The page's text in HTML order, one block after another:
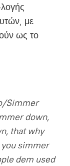
με
ως το
Simmer
down,
that why
simmer
dem used